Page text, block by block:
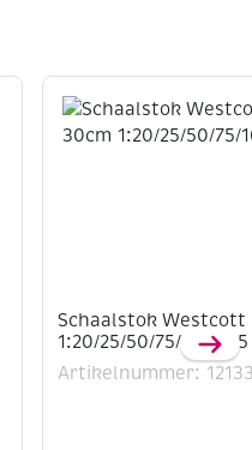
Schaalstok Westcott
1:20/25/50/75/100/125
Artikelnummer: